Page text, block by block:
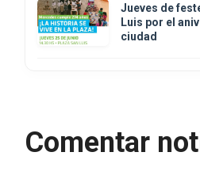
Jueves de
Luis por el
ciudad
Comentar